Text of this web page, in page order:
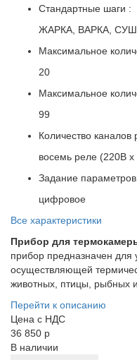
Стандартные шаги :
ЖАРКА, ВАРКА,
Максимальное
20
Максимальное
99
Количество каналов
восемь реле (220В х
Задание
цифровое
Все характеристики
Прибор для
прибор предназначен
осуществляющей
животных, птицы, рыбных
Перейти к описанию
Цена с НДС
36 850 р
В наличии